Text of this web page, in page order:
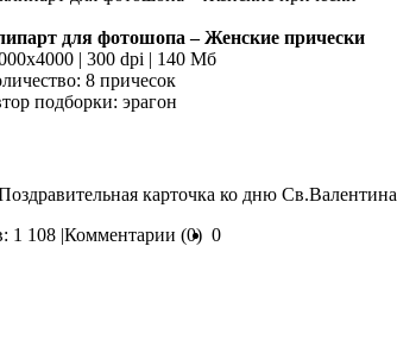
для фотошопа – Женские прически
| 300 dpi | 140 Мб
8 причесок
подборки: эрагон
карточка ко дню Св.Валентина
1 108 |Комментарии (0) 0